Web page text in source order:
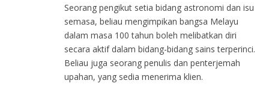
Seorang pengikut setia bidang astronomi dan isu
semasa, beliau mengimpikan bangsa Melayu
dalam masa 100 tahun boleh melibatkan diri
secara aktif dalam bidang-bidang sains terperinci.
Beliau juga seorang penulis dan penterjemah
upahan, yang sedia menerima klien.